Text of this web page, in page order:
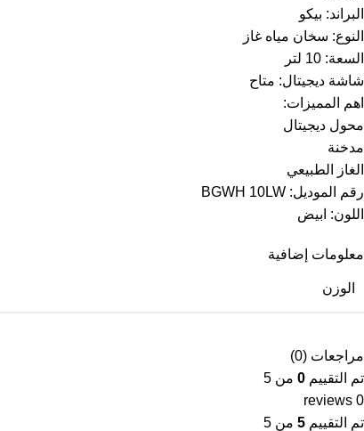
البراند: بيكو
النوع: سخان مياه غاز
السعة: 10 لتر
شاشة ديجيتال: متاح
اهم المميزات:
محول ديجيتال
مدخنة
الغاز الطبيعي
رقم الموديل: BGWH 10LW
اللون: ابيض
معلومات إضافية
الوزن
مراجعات (0)
تم التقييم 0 من 5
0 reviews
تم التقييم 5 من 5